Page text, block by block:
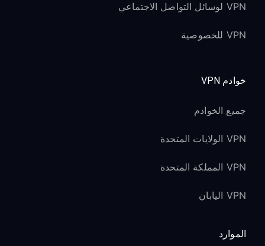
VPN لوسائل التواصل الاجتماعي
VPN للخصوصية
خوادم VPN
جميع الخوادم
VPN الولايات المتحدة
VPN المملكة المتحدة
VPN اليابان
الموارد